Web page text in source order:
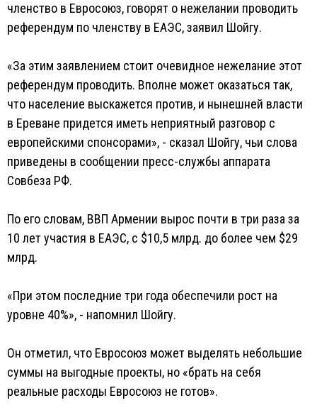
членство в Евросоюз, говорят о нежелании проводить
референдум по членству в ЕАЭС, заявил Шойгу.
«За этим заявлением стоит очевидное нежелание этот
референдум проводить. Вполне может оказаться так,
что население выскажется против, и нынешней власти
в Ереване придется иметь неприятный разговор с
европейскими спонсорами», - сказал Шойгу, чьи слова
приведены в сообщении пресс-службы аппарата
Совбеза РФ.
По его словам, ВВП Армении вырос почти в три раза за
10 лет участия в ЕАЭС, с $10,5 млрд. до более чем $29
млрд.
«При этом последние три года обеспечили рост на
уровне 40%», - напомнил Шойгу.
Он отметил, что Евросоюз может выделять небольшие
суммы на выгодные проекты, но «брать на себя
реальные расходы Евросоюз не готов».